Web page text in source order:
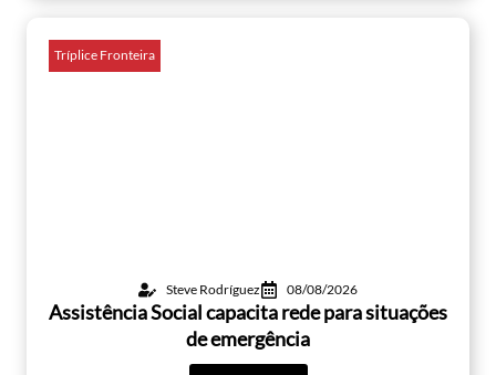
Tríplice Fronteira
Steve Rodríguez 08/08/2026
Assistência Social capacita rede para situações
de emergência